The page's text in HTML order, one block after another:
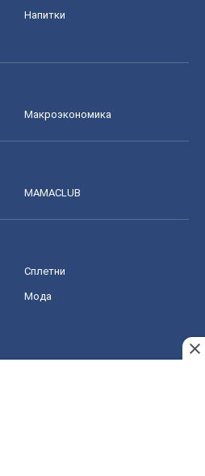
Напитки
Mакроэкономика
MAMACLUB
Сплетни
Мода